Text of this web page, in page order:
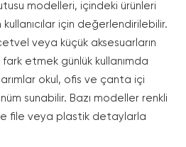
modelleri, içindeki ürünleri
için değerlendirilebilir.
veya küçük aksesuarların
etmek günlük kullanımda
okul, ofis ve çanta içi
sunabilir. Bazı modeller renkli
file veya plastik detaylarla